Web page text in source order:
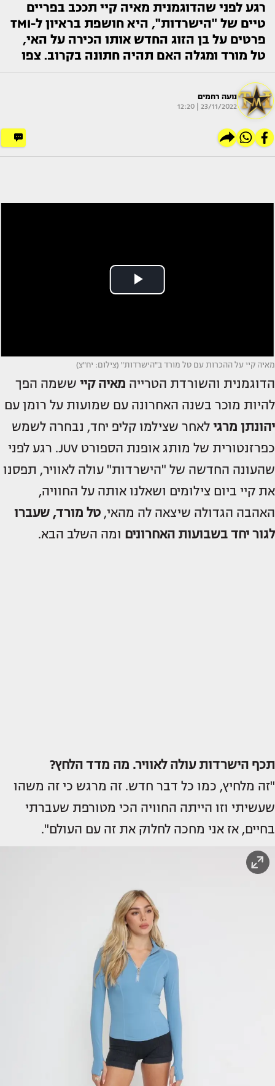
רגע לפני שהדוגמנית מאיה קיי תככב בפריים
טיים של "הישרדות", היא חושפת בראיון ל-TMI
פרטים על בן הזוג החדש אותו הכירה על האי,
טל מורד ומגלה האם תהיה חתונה בקרוב. צפו
נועה רחמים
23/11/2022 | 12:20
מאיה קיי על ההכרות עם טל מורד ב"הישרדות" (צילום: יח"צ)
הדוגמנית והשורדת הטרייה מאיה קיי ששמה הפך
להיות מוכר בשנה האחרונה עם שמועות על רומן עם
יהונתן מרגי לאחר שצילמו קליפ יחד, נבחרה לשמש
כפרזנטורית של מותג אופנת הספורט JUV. רגע לפני
שהעונה החדשה של "הישרדות" עולה לאוויר, תפסנו
את קיי ביום צילומים ושאלנו אותה על החוויה,
האהבה הגדולה שיצאה לה מהאי, טל מורד, שעברו
לגור יחד בשבועות האחרונים ומה השלב הבא.
תכף הישרדות עולה לאוויר. מה מדד הלחץ?
"זה מלחיץ, כמו כל דבר חדש. זה מרגש כי זה משהו
שעשיתי וזו הייתה החוויה הכי מטורפת שעברתי
בחיים, אז אני מחכה לחלוק את זה עם העולם".